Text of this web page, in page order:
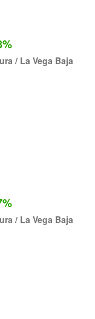
/ La Vega Baja
/ La Vega Baja